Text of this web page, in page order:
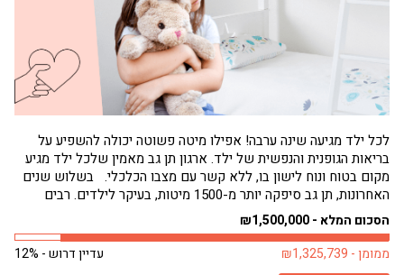
לכל ילד מגיעה שינה ערבה! אפילו מיטה פשוטה יכולה להשפיע על
בריאות הגופנית והנפשית של ילד. ארגון תן גב מאמין שלכל ילד מגיע
מקום בטוח ונוח לישון בו, ללא קשר עם מצבו הכלכלי. בשלוש שנים
האחרונות, תן גב סיפקה יותר מ-1500 מיטות, בעיקר לילדים. רבים
מילדים אלה היו ישנים על...
הסכום המלא - ₪1,500,000
עדיין דרוש - 12%
ממומן - ₪1,325,739